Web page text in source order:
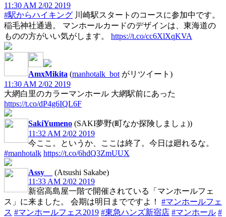
11:30 AM 2/02 2019
#駅からハイキング 川崎駅スタートのコースに参加中です。
稲毛神社通過。 マンホールカードのデザインは、東海道の
ものの方がいい気がします。 https://t.co/cc6XlXqKVA
AmxMikita (manhotalk_bot がリツイート)
11:30 AM 2/02 2019
大網白里のカラーマンホール 大網駅前にあった
https://t.co/dP4g6IQL6F
SakiYumeno (SAKI夢野(町なか探険しましょ))
11:32 AM 2/02 2019
今ここ。というか、ここは終了。今日は廻れるな。
#manhotalk https://t.co/6hdQ3ZmUUX
Assy__
(Atsushi Sakabe)
11:33 AM 2/02 2019
新宿高島屋一階で開催されている「マンホールフェ
ス」に来ました。 会期は明日までですよ！ #マンホールフェ
ス #マンホールフェス2019 #東急ハンズ新宿店 #マンホール #